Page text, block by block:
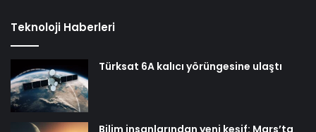
Teknoloji Haberleri
Türksat 6A kalıcı yörüngesine ulaştı
Bilim insanlarından yeni keşif: Mars’ta